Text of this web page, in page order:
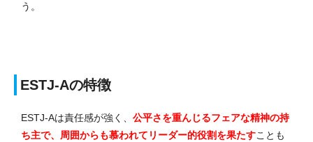
う。
ESTJ-Aの特徴
ESTJ-Aは責任感が強く、 公平さを重んじるフェアな精神の持
ち主で、周囲からも慕われてリーダー的役割を果たすことも